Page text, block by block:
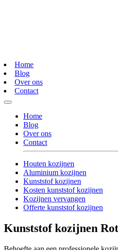
Home
Blog
Over ons
Contact
Home
Blog
Over ons
Contact
Houten kozijnen
Aluminium kozijnen
Kunststof kozijnen
Kosten kunststof kozijnen
Kozijnen vervangen
Offerte kunststof kozijnen
Kunststof kozijnen